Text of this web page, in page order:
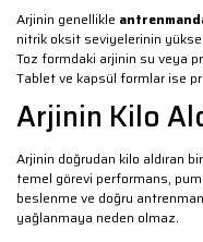
Arjinin genellikle
nitrik oksit seviyelerinin
Toz formdaki arjinin su veya
Tablet ve kapsül formlar ise
Arjinin Kilo
Arjinin doğrudan kilo aldıran
temel görevi performans,
beslenme ve doğru
yağlanmaya neden olmaz.